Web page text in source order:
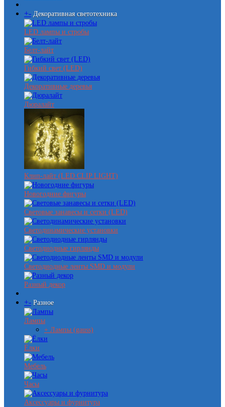
+- Декоративная светотехника
LED лампы и стробы
Белт-лайт
Гибкий свет (LED)
Декоративные деревья
Дюралайт
Клип-лайт (LED CLIP LIGHT)
Новогодние фигуры
Световые занавесы и сетки (LED)
Светодинамические установки
Светодиодные гирлянды
Светодиодные ленты SMD и модули
Разный декор
+- Разное
Лампы
+ Лампы (gauss)
Ёлки
Мебель
Часы
Аксессуары и фурнитура